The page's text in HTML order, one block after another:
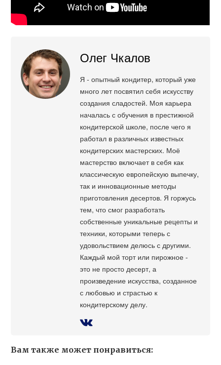
Олег Чкалов
Я - опытный кондитер, который уже
много лет посвятил себя искусству
создания сладостей. Моя карьера
началась с обучения в престижной
кондитерской школе, после чего я
работал в различных известных
кондитерских мастерских. Моё
мастерство включает в себя как
классическую европейскую выпечку,
так и инновационные методы
приготовления десертов. Я горжусь
тем, что смог разработать
собственные уникальные рецепты и
техники, которыми теперь с
удовольствием делюсь с другими.
Каждый мой торт или пирожное -
это не просто десерт, а
произведение искусства, созданное
с любовью и страстью к
кондитерскому делу.
Вам также может понравиться: